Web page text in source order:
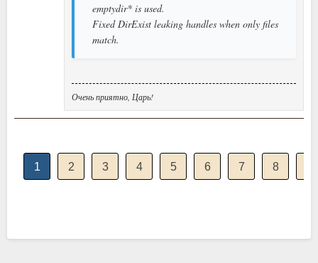
emptydir* is used.
Fixed DirExist leaking handles when only files
match.
Очень приятно, Царь!
1 2 3 4 5 6 7 8